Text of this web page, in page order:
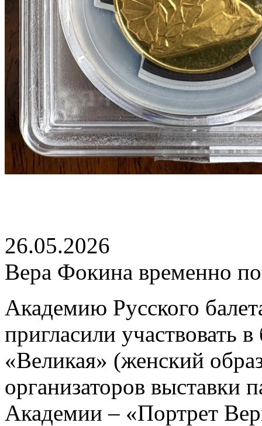
26.05.2026
Вера Фокина временно
Академию Русского
пригласили участвовать
«Великая» (женский
организаторов выставки
Академии – «Портрет